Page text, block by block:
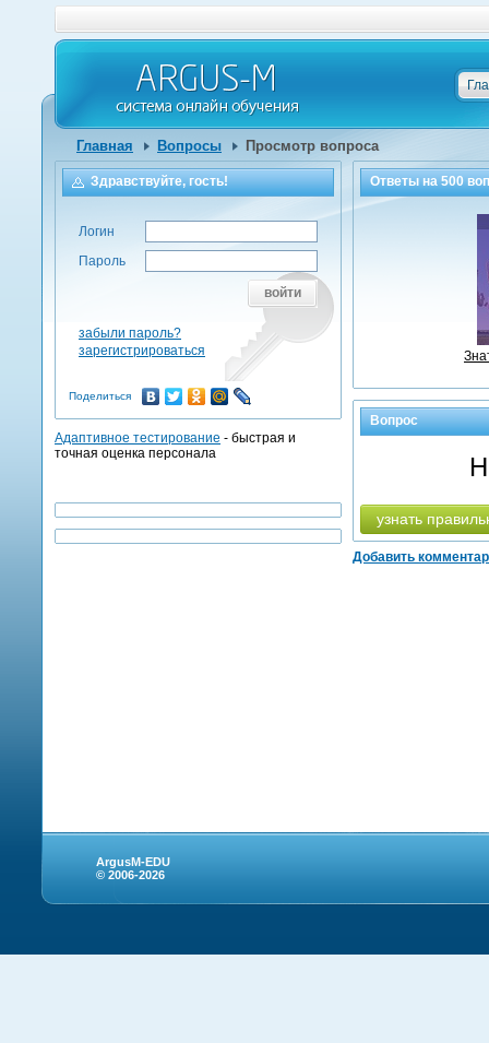
Главная Вопросы Просмотр вопроса
Ответы на500
Вопрос
узнать
Добавить
Здравствуйте, гость!
Логин
Пароль
войти
забыли пароль?
зарегистрироваться
Поделиться
Адаптивное тестирование - быстрая и
точная оценка персонала
ArgusM-EDU
© 2006-2026